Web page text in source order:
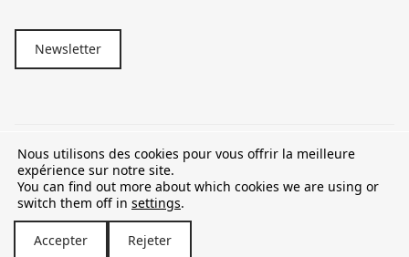
Newsletter
© 2026 Pharmacie Pétange
TVA LU15581262
Nous utilisons des cookies pour vous offrir la meilleure
expérience sur notre site.
You can find out more about which cookies we are using or
switch them off in settings.
Accepter Rejeter